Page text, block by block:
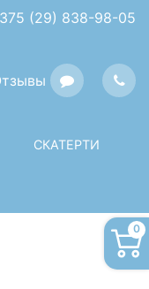
(29) 838-98-05
0
СКАТЕРТИ